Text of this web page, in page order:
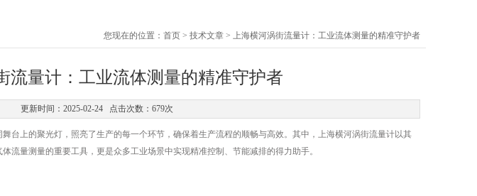
您现在的位置： 首页 > 技术文章 > 上海横河涡街流量计：工业流体测量的精准守护者
流量计：工业流体测量的精准守护者
更新时间：2025-02-24 点击次数：679次
上的聚光灯，照亮了生产的每一个环节，确保着生产流程的顺畅与高效。其中，上海横河涡街流量计以其
流量测量的重要工具，更是众多工业场景中实现精准控制、节能减排的得力助手。